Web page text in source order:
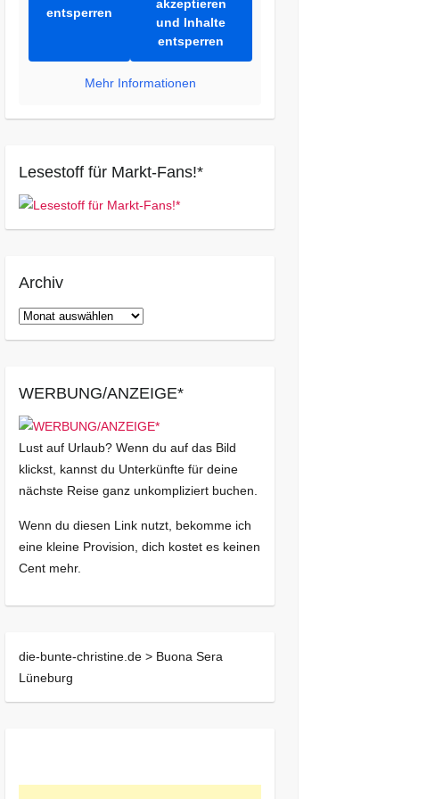
entsperren
akzeptieren
und Inhalte
entsperren
Mehr Informationen
Lesestoff für Markt-Fans!*
Archiv
Archiv
WERBUNG/ANZEIGE*
Lust auf Urlaub? Wenn du auf das Bild
klickst, kannst du Unterkünfte für deine
nächste Reise ganz unkompliziert buchen.
Wenn du diesen Link nutzt, bekomme ich
eine kleine Provision, dich kostet es keinen
Cent mehr.
die-bunte-christine.de > Buona Sera
Lüneburg